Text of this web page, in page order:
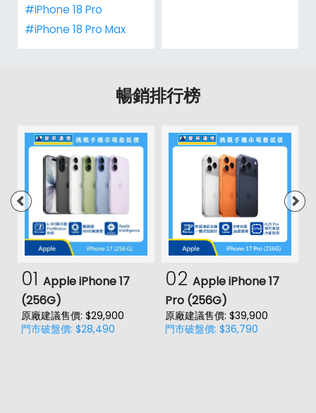
#iPhone 18 Pro
#iPhone 18 Pro Max
暢銷排行榜
01 Apple iPhone 17
(256G)
原廠建議售價: $29,900
門市破盤價: $28,490
02 Apple iPhone 17
Pro (256G)
原廠建議售價: $39,900
門市破盤價: $36,790